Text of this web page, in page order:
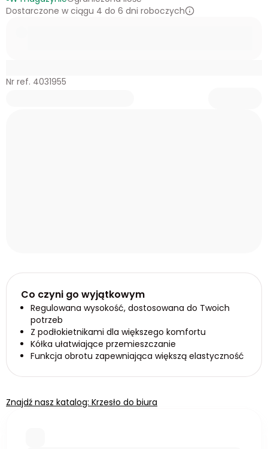
Dostarczone w ciągu 4 do 6 dni roboczych
Nr ref. 4031955
Co czyni go wyjątkowym
Regulowana wysokość, dostosowana do Twoich
potrzeb
Z podłokietnikami dla większego komfortu
Kółka ułatwiające przemieszczanie
Funkcja obrotu zapewniająca większą elastyczność
Znajdź nasz katalog: Krzesło do biura